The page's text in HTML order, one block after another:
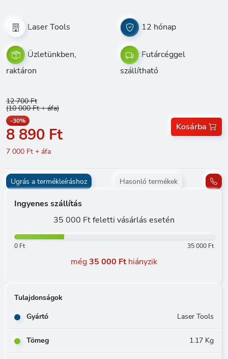
Laser Tools 12 hónap
Üzletünkben,
raktáron
Futárcéggel
szállítható
12 700 Ft
(10 000 Ft + áfa)
-30%
8 890 Ft
7 000 Ft + áfa
Kosárba
Ugrás a termékleíráshoz Hasonló termékek
Ingyenes szállítás
35 000 Ft feletti vásárlás esetén
0 Ft 35 000 Ft
még35 000 Fthiányzik
Tulajdonságok
Gyártó
Laser Tools
Tömeg 1.17 Kg